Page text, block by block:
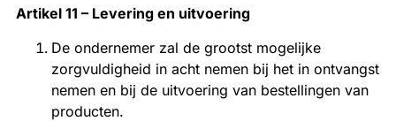
Artikel 11 – Levering en uitvoering
De ondernemer zal de grootst mogelijke
zorgvuldigheid in acht nemen bij het in ontvangst
nemen en bij de uitvoering van bestellingen van
producten.